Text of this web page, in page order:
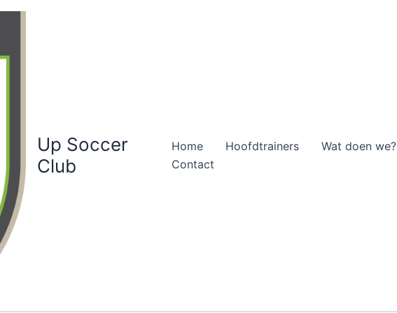
Up Soccer
Club
Home Hoofdtrainers Wat doen we?
Contact